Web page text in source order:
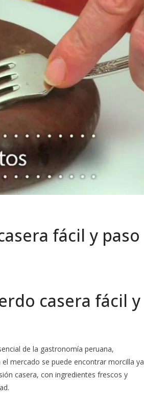
fácil y paso
casera fácil y
de la gastronomía peruana,
mercado se puede encontrar morcilla ya
casera, con ingredientes frescos y